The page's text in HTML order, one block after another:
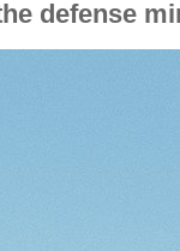
defense